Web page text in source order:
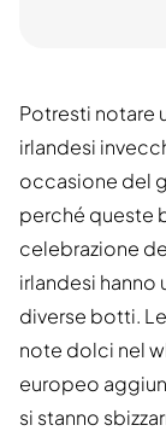
Potresti notare
irlandesi
occasione del
perché queste
celebrazione
irlandesi hanno
diverse botti.
note dolci nel
europeo
si stanno